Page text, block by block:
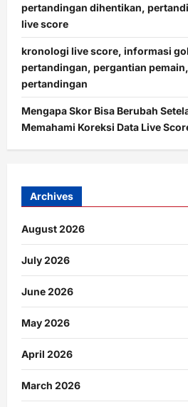
pertandingan dihentikan,
live score
kronologi live score, informasi
pertandingan, pergantian
pertandingan
Mengapa Skor Bisa Berubah
Memahami Koreksi Data Live
Archives
August 2026
July 2026
June 2026
May 2026
April 2026
March 2026